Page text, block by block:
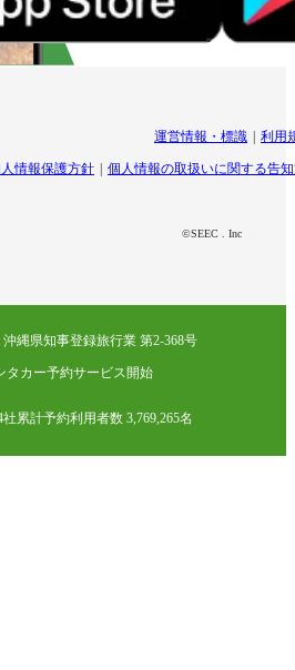
運営情報・標識 利用
情報保護方針 個人情報の取扱いに関する告
©SEEC . Inc
縄県知事登録旅行業 第2-368号
タカー予約サービス開始
社累計予約利用者数 3,769,265名